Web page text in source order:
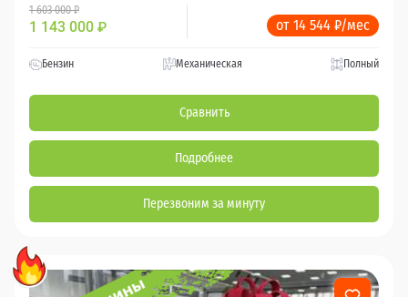
1 603 000 ₽
1 143 000 ₽ от 14 544 ₽/мес
Бензин Механическая Полный
Сравнить
Подробнее
Перезвоним за минуту